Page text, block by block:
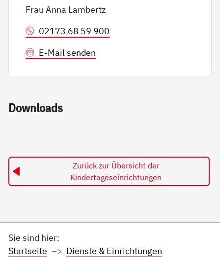
Frau Anna Lambertz
02173 68 59 900
E-Mail senden
Down­loads
Zurück zur Übersicht der
Kindertageseinrichtungen
Sie sind hier:
Startseite
Dienste & Einrichtungen